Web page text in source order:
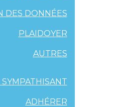
DES DONNÉES
PLAIDOYER
AUTRES
ADHÉRER